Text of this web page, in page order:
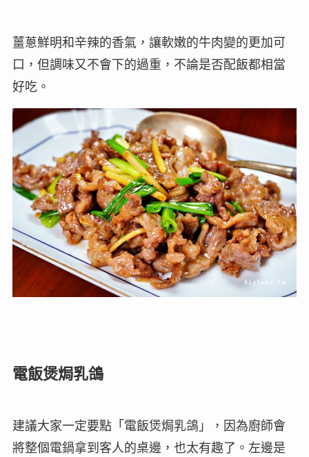
薑蔥鮮明和辛辣的香氣，讓軟嫩的牛肉變的更加可
口，但調味又不會下的過重，不論是否配飯都相當
好吃。
電飯煲焗乳鴿
建議大家一定要點「電飯煲焗乳鴿」，因為廚師會
將整個電鍋拿到客人的桌邊，也太有趣了。左邊是